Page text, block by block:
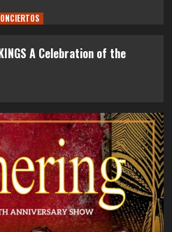
A Celebration of the